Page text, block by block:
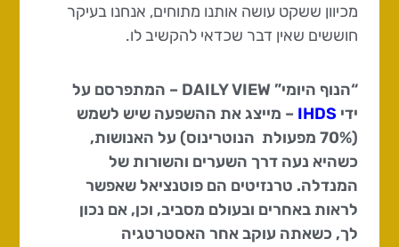
מכיוון ששקט עושה אותנו מתוחים, אנחנו בעיקר
חוששים שאין דבר שכדאי להקשיב לו.
“הנוף היומי” DAILY VIEW – המתפרסם על
ידיIHDS – מייצג את ההשפעה שיש לשמש
(70% מפעולת הנוטרינוס) על האנושות,
כשהיא נעה דרך השערים והשורות של
המנדלה. טרנזיטים הם פוטנציאל שאפשר
לראות באחרים ובעולם מסביב, וכן, אם נכון
לך, כשאתה עוקב אחר האסטרטגיה